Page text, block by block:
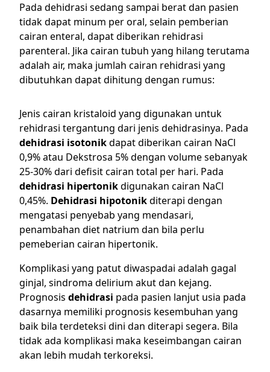
Pada dehidrasi sedang sampai berat dan pasien
tidak dapat minum per oral, selain pemberian
cairan enteral, dapat diberikan rehidrasi
parenteral. Jika cairan tubuh yang hilang terutama
adalah air, maka jumlah cairan rehidrasi yang
dibutuhkan dapat dihitung dengan rumus:
Jenis cairan kristaloid yang digunakan untuk
rehidrasi tergantung dari jenis dehidrasinya. Pada
dehidrasi isotonikdapat diberikan cairan NaCl
0,9% atau Dekstrosa 5% dengan volume sebanyak
25-30% dari defisit cairan total per hari. Pada
dehidrasi hipertonikdigunakan cairan NaCl
0,45%. Dehidrasi hipotonikditerapi dengan
mengatasi penyebab yang mendasari,
penambahan diet natrium dan bila perlu
pemeberian cairan hipertonik.
Komplikasi yang patut diwaspadai adalah gagal
ginjal, sindroma delirium akut dan kejang.
Prognosis dehidrasi pada pasien lanjut usia pada
dasarnya memiliki prognosis kesembuhan yang
baik bila terdeteksi dini dan diterapi segera. Bila
tidak ada komplikasi maka keseimbangan cairan
akan lebih mudah terkoreksi.